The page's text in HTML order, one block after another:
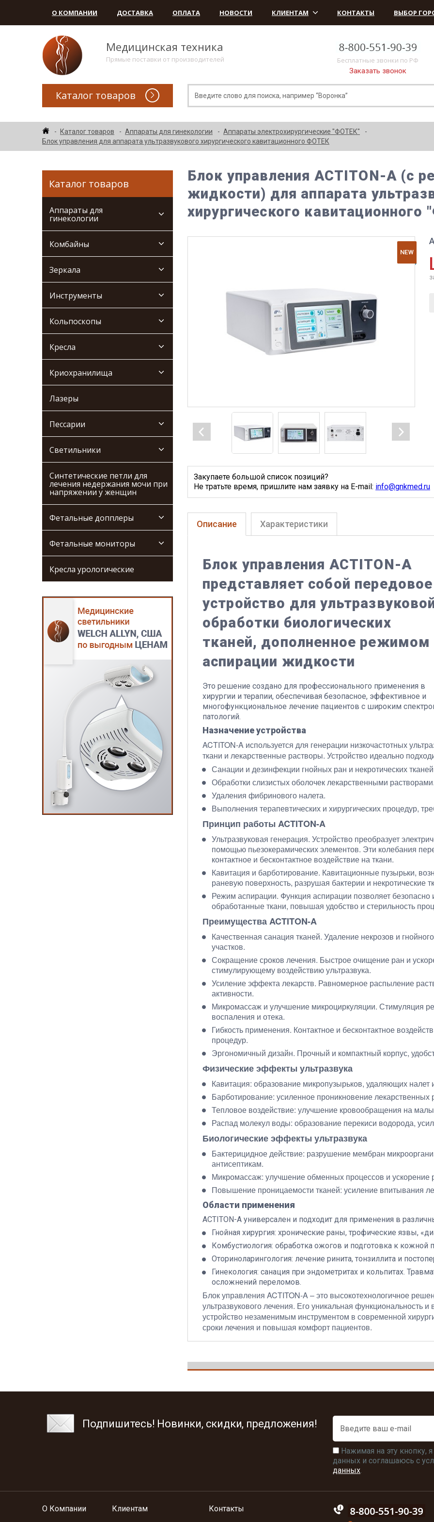
О КОМПАНИИ ДОСТАВКА ОПЛАТА НОВОСТИ КЛИЕНТАМ КОНТАКТЫ ВЫБОР
Медицинская техника
Прямые поставки от производителей
Бесплатные звонки по РФ
Заказать звонок
Каталог товаров
Каталог товаров Аппараты для гинекологии
Аппараты электрохирургические "ФОТЕК"
Блок управления для аппарата ультразвукового хирургического кавитационного ФОТЕК
Каталог товаров
Аппараты для
гинекологии
Комбайны
Зеркала
Инструменты
Кольпоскопы
Кресла
Криохранилища
Лазеры
Пессарии
Светильники
Синтетические петли для
лечения недержания мочи при
напряжении у женщин
Фетальные допплеры
Фетальные мониторы
Кресла урологические
Блок управления ACTITON-A (с
жидкости) для аппарата
хирургического
NEW
Закупаете большой список позиций?
Не тратьте время, пришлите нам заявку на E-mail: info@gnkmed.ru
Описание
Блок управления ACTITON-A
представляет собой передовое
устройство для
обработки биологических
тканей, дополненное режимом
аспирации жидкости
Это решение создано для профессионального применения в
хирургии и терапии, обеспечивая безопасное, эффективное и
многофункциональное лечение пациентов с широким
патологий.
Назначение устройства
ACTITON-A используется для генерации низкочастотных
ткани и лекарственные растворы. Устройство идеально
Санации и дезинфекции гнойных ран и некротических
Обработки слизистых оболочек лекарственными
Удаления фибринового налета.
Выполнения терапевтических и хирургических процедур,
Принцип работы ACTITON-A
Ультразвуковая генерация. Устройство преобразует
помощью пьезокерамических элементов. Эти колебания
контактное и бесконтактное воздействие на ткани.
Кавитация и барботирование. Кавитационные пузырьки,
раневую поверхность, разрушая бактерии и некротические
Режим аспирации. Функция аспирации позволяет безопасно
обработанные ткани, повышая удобство и стерильность
Преимущества ACTITON-A
Качественная санация тканей. Удаление некрозов и
участков.
Сокращение сроков лечения. Быстрое очищение ран и
стимулирующему воздействию ультразвука.
Усиление эффекта лекарств. Равномерное распыление
активности.
Микромассаж и улучшение микроциркуляции. Стимуляция
воспаления и отека.
Гибкость применения. Контактное и бесконтактное
процедур.
Эргономичный дизайн. Прочный и компактный корпус,
Физические эффекты ультразвука
Кавитация: образование микропузырьков, удаляющих
Барботирование: усиленное проникновение лекарственных
Тепловое воздействие: улучшение кровообращения на
Распад молекул воды: образование перекиси водорода,
Биологические эффекты ультразвука
Бактерицидное действие: разрушение мембран
антисептикам.
Микромассаж: улучшение обменных процессов и ускорение
Повышение проницаемости тканей: усиление впитывания
Области применения
ACTITON-A универсален и подходит для применения в
Гнойная хирургия: хронические раны, трофические язвы,
Комбустиология: обработка ожогов и подготовка к кожной
Оториноларингология: лечение ринита, тонзиллита и
Гинекология: санация при эндометритах и кольпитах.
осложнений переломов.
Блок управления ACTITON-A – это высокотехнологичное
ультразвукового лечения. Его уникальная функциональность
устройство незаменимым инструментом в современной
сроки лечения и повышая комфорт пациентов.
Характеристики
Подпишитесь! Новинки, скидки, предложения!
Нажимая на эту кнопку,
данных и соглашаюсь с
данных
О Компании
Клиентам
Контакты 88005555550